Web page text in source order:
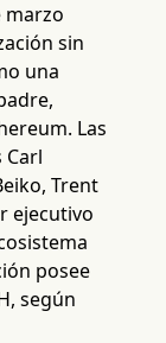
marzo
sin
una
Las
Carl
Trent
ejecutivo
posee
según